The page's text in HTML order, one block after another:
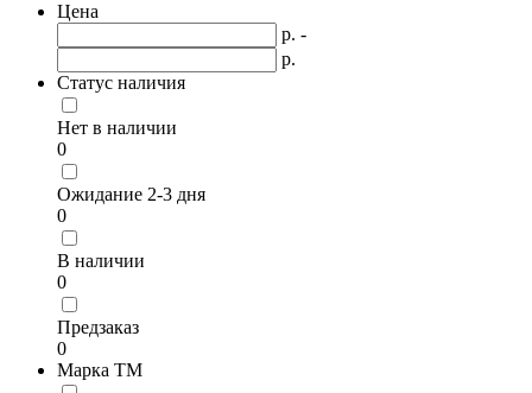
Цена
р. -
р.
Статус наличия
Нет в наличии
0
Ожидание 2-3 дня
0
В наличии
0
Предзаказ
0
Марка ТМ